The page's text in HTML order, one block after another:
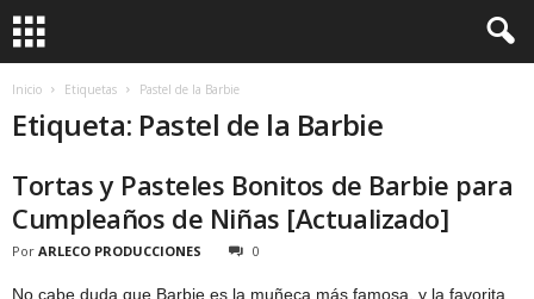
Inicio Etiquetas Pastel de la Barbie
Etiqueta: Pastel de la Barbie
Tortas y Pasteles Bonitos de Barbie para
Cumpleaños de Niñas [Actualizado]
Por ARLECO PRODUCCIONES 0
No cabe duda que Barbie es la muñeca más famosa, y la favorita